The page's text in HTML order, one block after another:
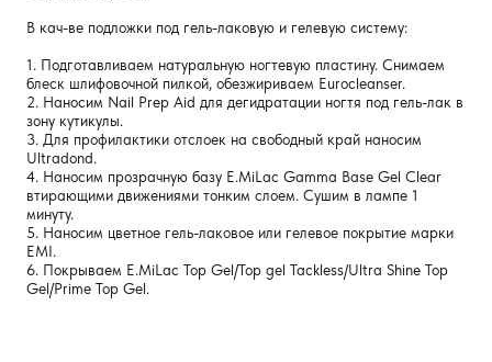
В кач-ве подложки под гель-лаковую и гелевую систему:
1. Подготавливаем натуральную ногтевую пластину. Снимаем
блеск шлифовочной пилкой, обезжириваем Eurocleanser.
2. Наносим Nail Prep Aid для дегидратации ногтя под гель-лак в
зону кутикулы.
3. Для профилактики отслоек на свободный край наносим
Ultradond.
4. Наносим прозрачную базу E.MiLac Gamma Base Gel Clear
втирающими движениями тонким слоем. Сушим в лампе 1
минуту.
5. Наносим цветное гель-лаковое или гелевое покрытие марки
EMI.
6. Покрываем E.MiLac Top Gel/Top gel Tackless/Ultra Shine Top
Gel/Prime Top Gel.